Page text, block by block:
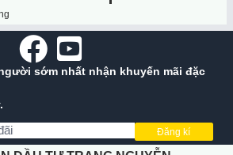
sớm nhất nhận khuyến mãi đặc
Đăng kí